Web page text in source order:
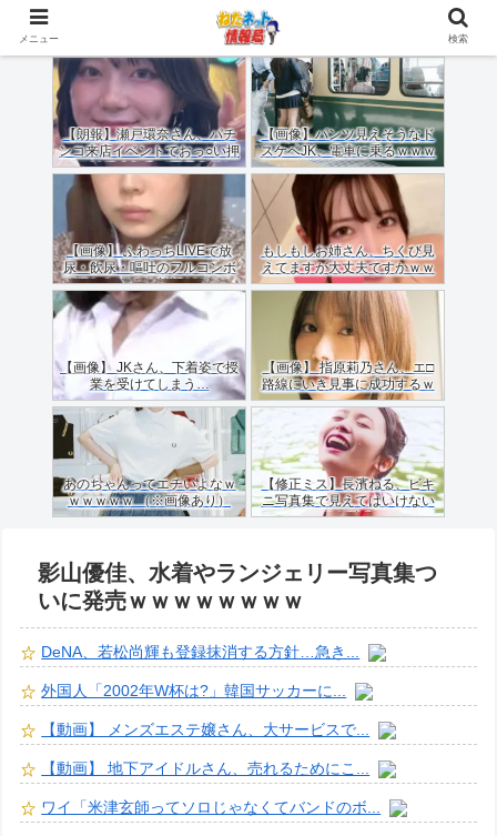
【朗報】瀬戸環奈さん、パチ
ンコ来店イベントでおっ○い押
しつけてくれる（画像あり）
【画像】パンツ見えそうなド
スケベJK、電車に乗るｗｗｗ
ｗｗｗｗｗｗｗｗｗｗｗｗ
【画像】 ふわっちLIVEで放
尿・飲尿・嘔吐のフルコンボ
配信した女のご尊顔がこちら
ｗｗｗｗ
もしもしお姉さん、ちくび見
えてますが大丈夫ですかｗｗ
ｗｗｗｗ
【画像】 JKさん、下着姿で授
業を受けてしまう…
【画像】 指原莉乃さん、エ□
路線にいき見事に成功するｗ
ｗｗ
あのちゃんってエチいよなｗ
ｗｗｗｗｗ （※画像あり）
【修正ミス】長濱ねる、ビキ
ニ写真集で見えてはいけない
ものが映る…
影山優佳、水着やランジェリー写真集つ
いに発売ｗｗｗｗｗｗｗｗ
DeNA、若松尚輝も登録抹消する方針…急き...
外国人「2002年W杯は?」韓国サッカーに...
【動画】 メンズエステ嬢さん、大サービスで...
【動画】 地下アイドルさん、売れるためにこ...
ワイ「米津玄師ってソロじゃなくてバンドのボ...
メニュー 検索